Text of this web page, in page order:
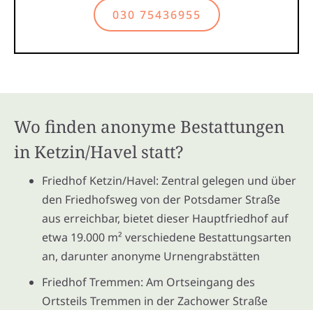
030 75436955
Wo finden anonyme Bestattungen
in Ketzin/Havel statt?
Friedhof Ketzin/Havel: Zentral gelegen und über
den Friedhofsweg von der Potsdamer Straße
aus erreichbar, bietet dieser Hauptfriedhof auf
etwa 19.000 m² verschiedene Bestattungsarten
an, darunter anonyme Urnengrabstätten
Friedhof Tremmen: Am Ortseingang des
Ortsteils Tremmen in der Zachower Straße